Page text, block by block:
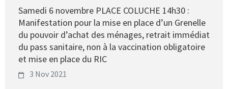
Samedi 6 novembre PLACE COLUCHE 14h30 :
Manifestation pour la mise en place d’un Grenelle
du pouvoir d’achat des ménages, retrait immédiat
du pass sanitaire, non à la vaccination obligatoire
et mise en place du RIC
3 Nov 2021